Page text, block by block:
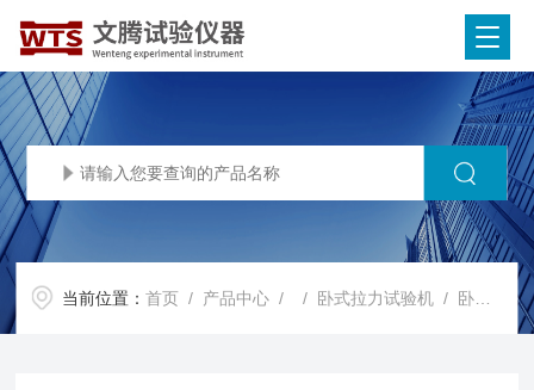
当前位置：首页 / 产品中心 / / 卧式拉力试验机 / 卧式拉力试验机WAL（600）